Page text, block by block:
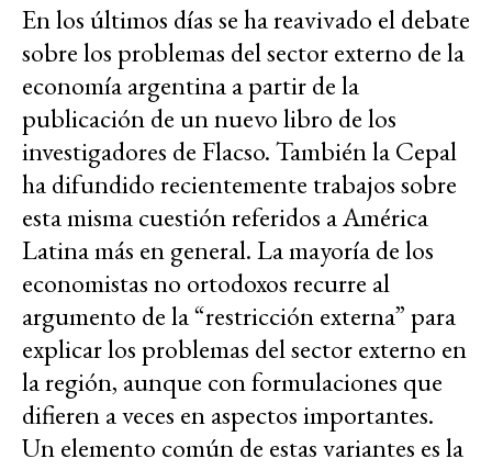
En los últimos días se ha reavivado el debate
sobre los problemas del sector externo de la
economía argentina a partir de la
publicación de un nuevo libro de los
investigadores de Flacso. También la Cepal
ha difundido recientemente trabajos sobre
esta misma cuestión referidos a América
Latina más en general. La mayoría de los
economistas no ortodoxos recurre al
argumento de la “restricción externa” para
explicar los problemas del sector externo en
la región, aunque con formulaciones que
difieren a veces en aspectos importantes.
Un elemento común de estas variantes es la